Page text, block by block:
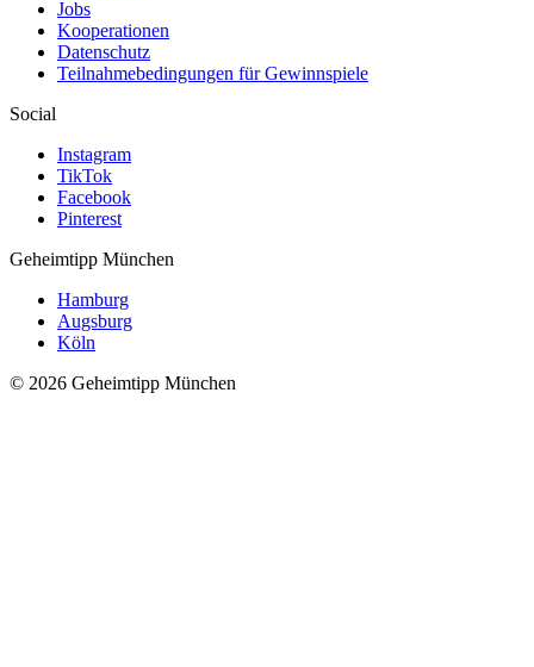
Jobs
Kooperationen
Datenschutz
Teilnahmebedingungen für Gewinnspiele
Social
Instagram
TikTok
Facebook
Pinterest
Geheimtipp München
Hamburg
Augsburg
Köln
© 2026 Geheimtipp München